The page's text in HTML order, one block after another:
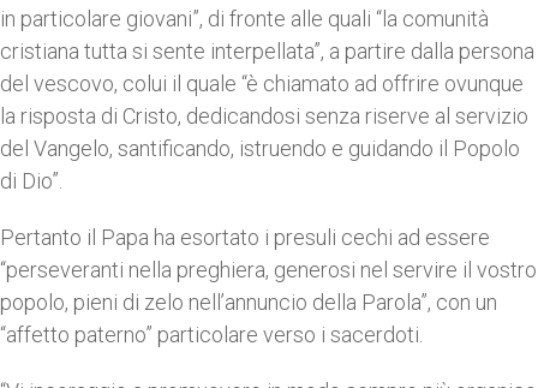
in particolare giovani”, di fronte alle quali “la comunità
cristiana tutta si sente interpellata”, a partire dalla persona
del vescovo, colui il quale “è chiamato ad offrire ovunque
la risposta di Cristo, dedicandosi senza riserve al servizio
del Vangelo, santificando, istruendo e guidando il Popolo
di Dio”.
Pertanto il Papa ha esortato i presuli cechi ad essere
“perseveranti nella preghiera, generosi nel servire il vostro
popolo, pieni di zelo nell’annuncio della Parola”, con un
“affetto paterno” particolare verso i sacerdoti.